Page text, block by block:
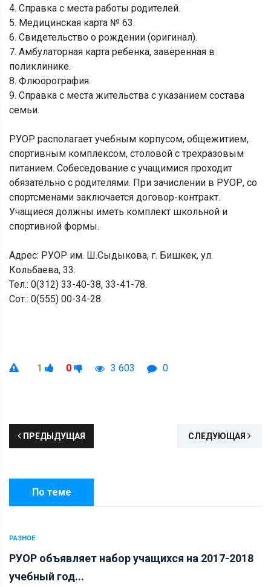
4. Справка с места работы родителей.
5. Медицинская карта № 63.
6. Свидетельство о рождении (оригинал).
7. Амбулаторная карта ребенка, заверенная в
поликлинике.
8. Флюорография.
9. Справка с места жительства с указанием состава
семьи.
РУОР располагает учебным корпусом, общежитием,
спортивным комплексом, столовой с трехразовым
питанием. Собеседование с учащимися проходит
обязательно с родителями. При зачислении в РУОР, со
спортсменами заключается договор-контракт.
Учащиеся должны иметь комплект школьной и
спортивной формы.
Адрес: РУОР им. Ш.Сыдыкова, г. Бишкек, ул.
Кольбаева, 33.
Тел.: 0(312) 33-40-38, 33-41-78.
Сот.: 0(555) 00-34-28.
1 0 3 603 0
ПРЕДЫДУЩАЯ СЛЕДУЮЩАЯ
По теме
РАЗНОЕ
РУОР объявляет набор учащихся на 2017-2018
учебный год...